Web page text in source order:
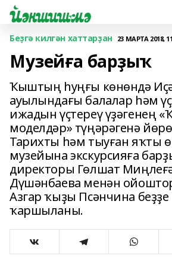
Беҙгә килгән хаттарҙан 23 МАРТА 2018,
Музейға барҙыҡ
Ҡыштың һуңғы көнөндә
ауылындағы балалар һәм
ижадын үҫтереү үҙәгенең
моделдәр» түңәрәгенә
Тарихты һәм тыуған яҡты
музейына экскурсияға
директоры Гөлшат
Дүшәнбаева менән
Азгар ҡыҙы Псәнчина
ҡаршыланы.